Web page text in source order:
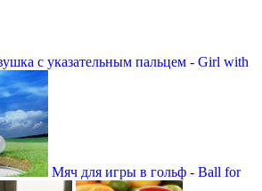
с указательным пальцем - Girl with
Мяч для игры в гольф - Ball for